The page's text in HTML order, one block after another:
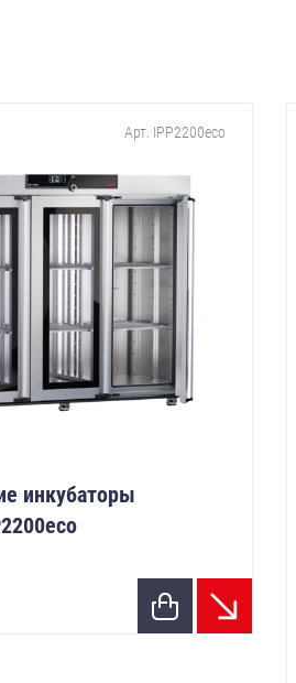
Арт. IPP2200eco
инкубаторы